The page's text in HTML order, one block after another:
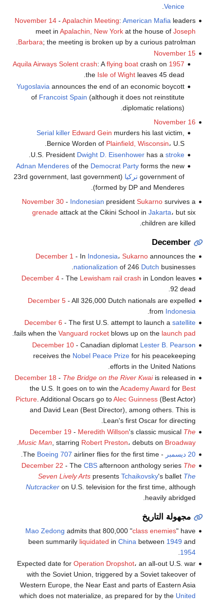
Venice
.
November 14- Apalachin Meeting: American Mafia leaders
meet in Apalachin, New Yorkat the house of Joseph
Barbara; the meeting is broken up by a curious patrolman.
November 15
1957 Aquila Airways Solent crash
: Aflying boat crash on
the Isle of Wight leaves 45 dead.
Yugoslavia announces the end of an economic boycott
of Francoist Spain (although it does not reinstitute
diplomatic relations).
November 16
Serial killer Edward Gein murders his last victim,
Bernice Worden of Plainfield, Wisconsin، U.S.
U.S. President Dwight D. Eisenhower has astroke
Adnan Menderes of the Democrat Party forms the new
government of تركيا
(23rd government, last government
formed by DP and Menderes).
November 30- Indonesian president Sukarnosurvives a
grenadeattack at the Cikini School in Jakarta، but six
children are killed.
December
December 1 - In Indonesia، Sukarnoannounces the
nationalization of 246 Dutch businesses.
December 4- The Lewisham rail crash in London leaves
92 dead.
December 5- All 326,000 Dutch nationals are expelled
from Indonesia
December 6 - The first U.S. attempt to launch a satellite
fails when the Vanguard rocketblows up on the launch pad
.
December 10- Canadian diplomat Lester B. Pearson
receives the Nobel Peace Prizefor his peacekeeping
efforts in the United Nations.
December 18 - The Bridge on the River Kwaiis released in
the U.S. It goes on to win theAcademy Award for Best
Picture. Additional Oscars go toAlec Guinness(Best Actor)
and David Lean (Best Director), among others. This is
Lean's first Oscar for directing.
December 19 - Meredith Willson's classic musical The
Music Man, starring Robert Preston، debuts on Broadway
.
20 ديسمبر
- The
Boeing 707 airliner flies for the first time.
December 22 - The CBSafternoon anthology series The
Seven Lively Artspresents Tchaikovsky's ballet The
Nutcrackeron U.S. television for the first time, although
heavily abridged.
مجهولة التاريخ
Mao Zedong admits that 800,000 "class enemies" have
been summarily liquidated in China between 1949 and
1954
Expected date for Operation Dropshot، an all-out U.S. war
with the Soviet Union, triggered by a Soviet takeover of
Western Europe, the Near East and parts of Eastern Asia
which does not materialize, as prepared for by the United